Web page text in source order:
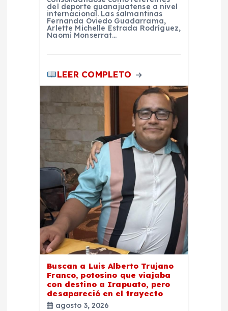
del deporte guanajuatense a nivel
internacional. Las salmantinas
Fernanda Oviedo Guadarrama,
Arlette Michelle Estrada Rodríguez,
Naomi Monserrat…
LEER COMPLETO
Buscan a Luis Alberto Trujano
Franco, potosino que viajaba
con destino a Irapuato, pero
desapareció en el trayecto
agosto 3, 2026